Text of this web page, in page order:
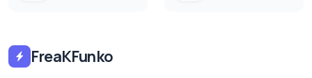
FreaKFunko